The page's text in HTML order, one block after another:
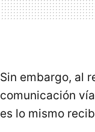
Sin embargo, al
comunicación
es lo mismo